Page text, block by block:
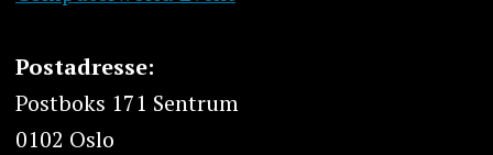
Postadresse:
Postboks 171 Sentrum
0102 Oslo